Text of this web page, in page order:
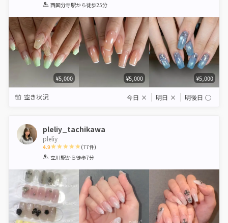
1 2 3 4 5
西国分寺駅から徒歩25分
¥5,000 ¥5,000 ¥5,000
空き状況 今日 × 明日 × 明後日 ◯
pleliy_tachikawa
pleliy
4.9
1 2 3 4 5
(77件)
立川駅から徒歩7分